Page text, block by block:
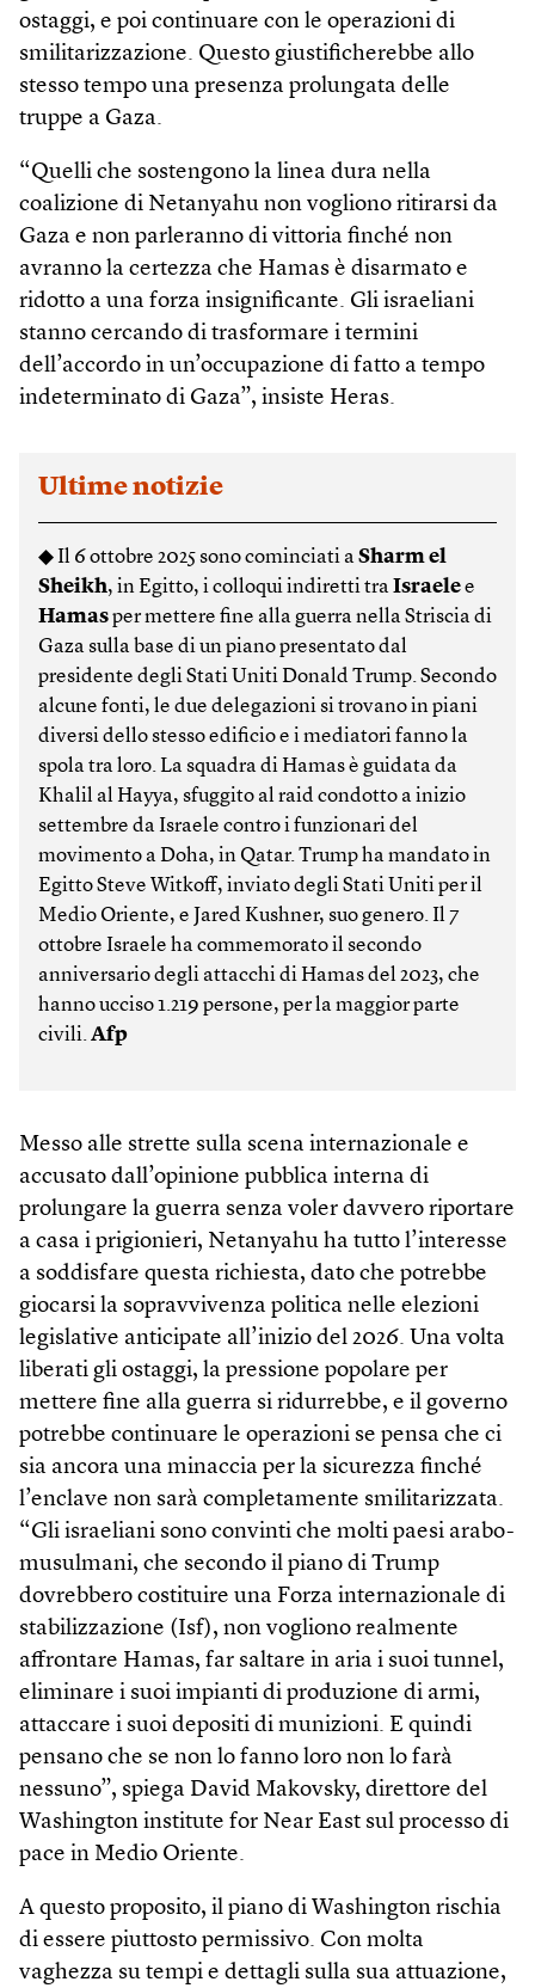
ostaggi, e poi continuare con le operazioni di
smilitarizzazione. Questo giustificherebbe allo
stesso tempo una presenza prolungata delle
truppe a Gaza.
“Quelli che sostengono la linea dura nella
coalizione di Netanyahu non vogliono ritirarsi da
Gaza e non parleranno di vittoria finché non
avranno la certezza che Hamas è disarmato e
ridotto a una forza insignificante. Gli israeliani
stanno cercando di trasformare i termini
dell’accordo in un’occupazione di fatto a tempo
indeterminato di Gaza”, insiste Heras.
Ultime notizie
◆ Il 6 ottobre 2025 sono cominciati aSharm el
Sheikh, in Egitto, i colloqui indiretti traIsraelee
Hamasper mettere fine alla guerra nella Striscia di
Gaza sulla base di un piano presentato dal
presidente degli Stati Uniti Donald Trump. Secondo
alcune fonti, le due delegazioni si trovano in piani
diversi dello stesso edificio e i mediatori fanno la
spola tra loro. La squadra di Hamas è guidata da
Khalil al Hayya, sfuggito al raid condotto a inizio
settembre da Israele contro i funzionari del
movimento a Doha, in Qatar. Trump ha mandato in
Egitto Steve Witkoff, inviato degli Stati Uniti per il
Medio Oriente, e Jared Kushner, suo genero. Il 7
ottobre Israele ha commemorato il secondo
anniversario degli attacchi di Hamas del 2023, che
hanno ucciso 1.219 persone, per la maggior parte
civili.Afp
Messo alle strette sulla scena internazionale e
accusato dall’opinione pubblica interna di
prolungare la guerra senza voler davvero riportare
a casa i prigionieri, Netanyahu ha tutto l’interesse
a soddisfare questa richiesta, dato che potrebbe
giocarsi la sopravvivenza politica nelle elezioni
legislative anticipate all’inizio del 2026. Una volta
liberati gli ostaggi, la pressione popolare per
mettere fine alla guerra si ridurrebbe, e il governo
potrebbe continuare le operazioni se pensa che ci
sia ancora una minaccia per la sicurezza finché
l’enclave non sarà completamente smilitarizzata.
“Gli israeliani sono convinti che molti paesi arabo-
musulmani, che secondo il piano di Trump
dovrebbero costituire una Forza internazionale di
stabilizzazione (Isf), non vogliono realmente
affrontare Hamas, far saltare in aria i suoi tunnel,
eliminare i suoi impianti di produzione di armi,
attaccare i suoi depositi di munizioni. E quindi
pensano che se non lo fanno loro non lo farà
nessuno”, spiega David Makovsky, direttore del
Washington institute for Near East sul processo di
pace in Medio Oriente.
A questo proposito, il piano di Wash­ington rischia
di essere piuttosto permissivo. Con molta
vaghezza su tempi e dettagli sulla sua attuazione,